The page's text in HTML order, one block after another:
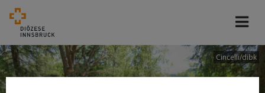
Cincelli/dibk